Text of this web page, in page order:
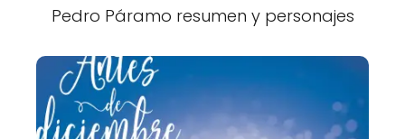
Pedro Páramo resumen y personajes